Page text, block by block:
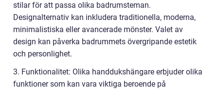
stilar för att passa olika badrumsteman.
Designalternativ kan inkludera traditionella, moderna,
minimalistiska eller avancerade mönster. Valet av
design kan påverka badrummets övergripande estetik
och personlighet.
3. Funktionalitet: Olika handdukshängare erbjuder olika
funktioner som kan vara viktiga beroende på